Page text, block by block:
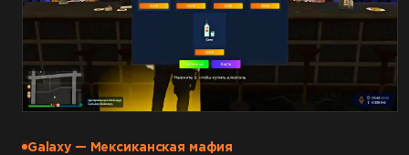
Galaxy — Мексиканская мафия